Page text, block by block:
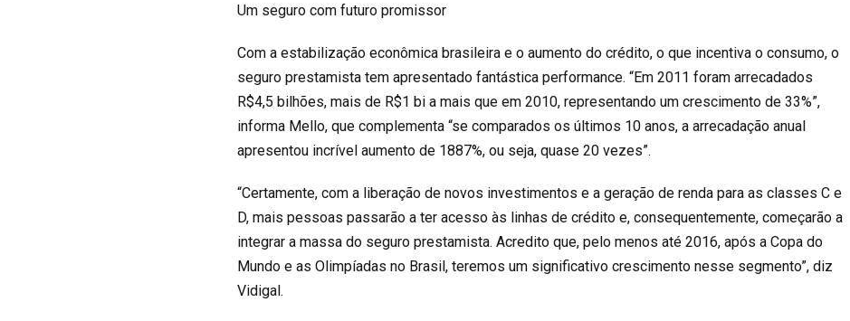
Um seguro com futuro promissor
Com a estabilização econômica brasileira e o aumento do crédito, o que incentiva o consumo, o
seguro prestamista tem apresentado fantástica performance. “Em 2011 foram arrecadados
R$4,5 bilhões, mais de R$1 bi a mais que em 2010, representando um crescimento de 33%”,
informa Mello, que complementa “se comparados os últimos 10 anos, a arrecadação anual
apresentou incrível aumento de 1887%, ou seja, quase 20 vezes”.
“Certamente, com a liberação de novos investimentos e a geração de renda para as classes C e
D, mais pessoas passarão a ter acesso às linhas de crédito e, consequentemente, começarão a
integrar a massa do seguro prestamista. Acredito que, pelo menos até 2016, após a Copa do
Mundo e as Olimpíadas no Brasil, teremos um significativo crescimento nesse segmento”, diz
Vidigal.